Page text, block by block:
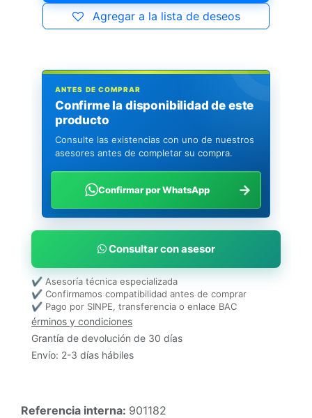
Agregar a la lista de deseos
ANTES DE COMPRAR
Confirme la disponibilidad de este
producto
Consulte las existencias con uno de nuestros
asesores antes de completar su compra.
Confirmar por WhatsApp →
Consultar con asesor
✔ Asesoría técnica especializada
✔ Confirmamos compatibilidad antes de comprar
✔ Pago por SINPE, transferencia o enlace BAC
érminos y condiciones
Grantía de devolución de 30 días
Envío: 2-3 días hábiles
Referencia interna: 901182